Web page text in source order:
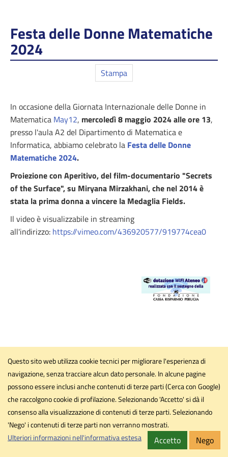
Festa delle Donne Matematiche
2024
Stampa
In occasione della Giornata Internazionale delle Donne in
Matematica May12, mercoledì 8 maggio 2024 alle ore 13,
presso l'aula A2 del Dipartimento di Matematica e
Informatica, abbiamo celebrato la Festa delle Donne
Matematiche 2024.
Proiezione con Aperitivo, del film-documentario "Secrets
of the Surface", su Miryana Mirzakhani, che nel 2014 è
stata la prima donna a vincere la Medaglia Fields.
Il video è visualizzabile in streaming
all'indirizzo: https://vimeo.com/436920577/919774cea0
Questo sito web utilizza cookie tecnici per migliorare l'esperienza di
navigazione, senza tracciare alcun dato personale. In alcune pagine
possono essere inclusi anche contenuti di terze parti (Cerca con Google)
che raccolgono cookie di profilazione. Selezionando 'Accetto' si dà il
consenso alla visualizzazione di contenuti di terze parti. Selezionando
'Nego' i contenuti di terze parti non verranno mostrati.
Ulteriori informazioni nell'informativa estesa
Accetto Nego